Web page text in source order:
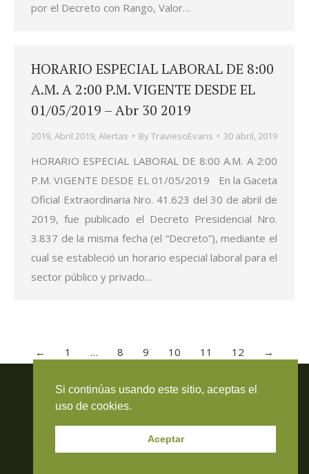
por el Decreto con Rango, Valor…
HORARIO ESPECIAL LABORAL DE 8:00
A.M. A 2:00 P.M. VIGENTE DESDE EL
01/05/2019 – Abr 30 2019
2019, Abril 2019, Alertas ByTraviesoEvans 30 abril, 2019
HORARIO ESPECIAL LABORAL DE 8:00 A.M. A 2:00
P.M. VIGENTE DESDE EL 01/05/2019 En la Gaceta
Oficial Extraordinaria Nro. 41.623 del 30 de abril de
2019, fue publicado el Decreto Presidencial Nro.
3.837 de la misma fecha (el “Decreto”), mediante el
cual se estableció un horario especial laboral para el
sector público y privado…
← 1 … 8 9 10 11 12 →
© 2026 Todos los derechos reservados. RIF J-000371423
Si continúas usando este sitio, aceptas el
uso de cookies.
Aceptar